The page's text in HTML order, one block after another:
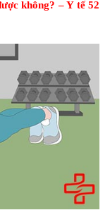
không? – Y tế 52